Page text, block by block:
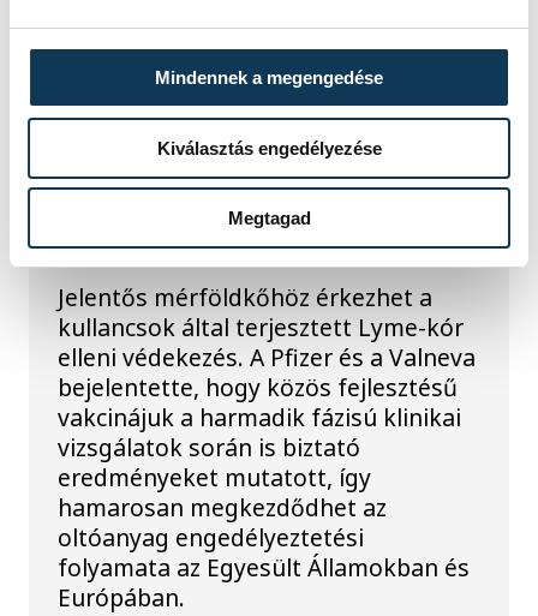
Mindennek a megengedése
Kiválasztás engedélyezése
Megtagad
TOVÁBBI CIKKEK
Húsz év után újra lehet
vakcina a Lyme-kór
ellen
Jelentős mérföldkőhöz érkezhet a
kullancsok által terjesztett Lyme-kór
elleni védekezés. A Pfizer és a Valneva
bejelentette, hogy közös fejlesztésű
vakcinájuk a harmadik fázisú klinikai
vizsgálatok során is biztató
eredményeket mutatott, így
hamarosan megkezdődhet az
oltóanyag engedélyeztetési
folyamata az Egyesült Államokban és
Európában.